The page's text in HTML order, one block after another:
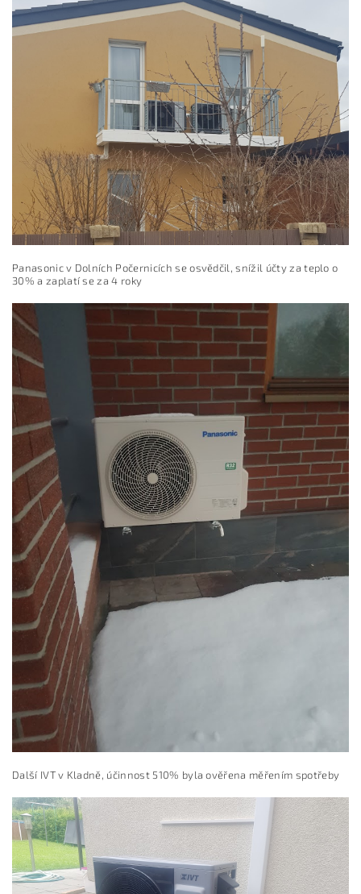
Panasonic v Dolních Počernicích se osvědčil, snížil účty za teplo o
30% a zaplatí se za 4 roky
Další IVT v Kladně, účinnost 510% byla ověřena měřením spotřeby